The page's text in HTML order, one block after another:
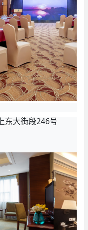
东大街段246号